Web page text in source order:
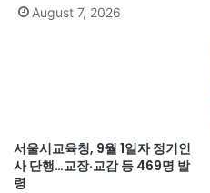
August 7, 2026
서울시교육청, 9월 1일자 정기인
사 단행…교장·교감 등 469명 발
령